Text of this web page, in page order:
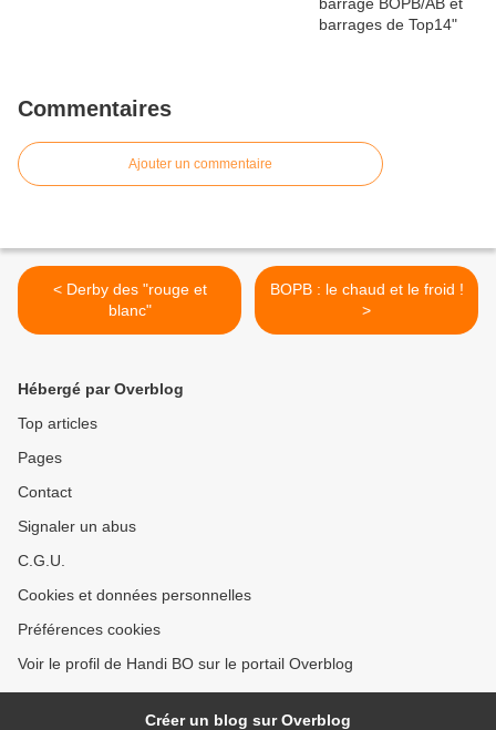
Commentaires
Ajouter un commentaire
< Derby des "rouge et
blanc"
BOPB : le chaud et le froid !
>
Hébergé par Overblog
Top articles
Pages
Contact
Signaler un abus
C.G.U.
Cookies et données personnelles
Préférences cookies
Voir le profil de Handi BO sur le portail Overblog
Créer un blog sur Overblog